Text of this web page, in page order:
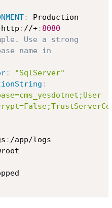
:
Production
http : //+: 8080
Use a strong
name in
:
"SqlServer"
:
: /app/logs
-